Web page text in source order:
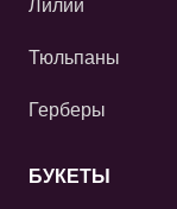
Тюльпаны
Герберы
БУКЕТЫ